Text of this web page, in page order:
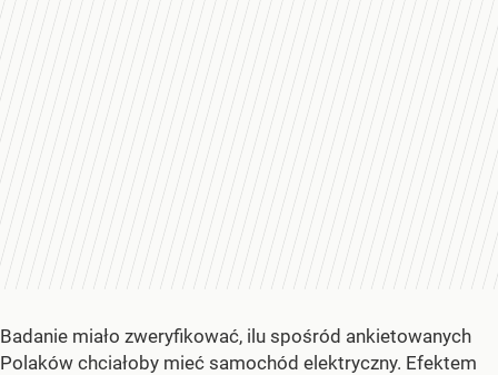
Badanie miało zweryfikować, ilu spośród ankietowanych
Polaków chciałoby mieć samochód elektryczny. Efektem